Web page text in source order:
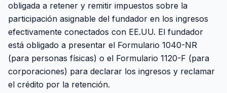
obligada a retener y remitir impuestos sobre la
participación asignable del fundador en los ingresos
efectivamente conectados con EE.UU. El fundador
está obligado a presentar el Formulario 1040-NR
(para personas físicas) o el Formulario 1120-F (para
corporaciones) para declarar los ingresos y reclamar
el crédito por la retención.